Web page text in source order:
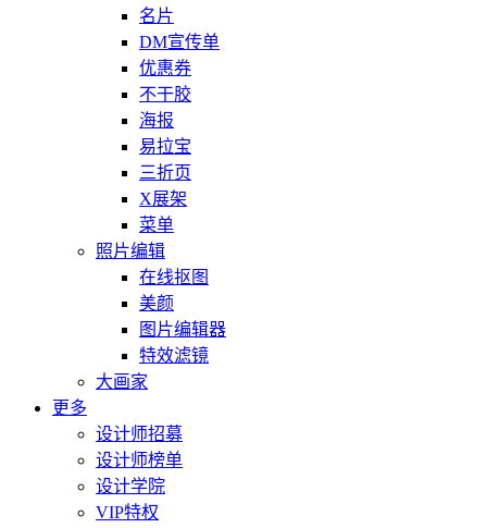
名片
DM宣传单
优惠券
不干胶
海报
易拉宝
三折页
X展架
菜单
照片编辑
在线抠图
美颜
图片编辑器
特效滤镜
大画家
更多
设计师招募
设计师榜单
设计学院
VIP特权